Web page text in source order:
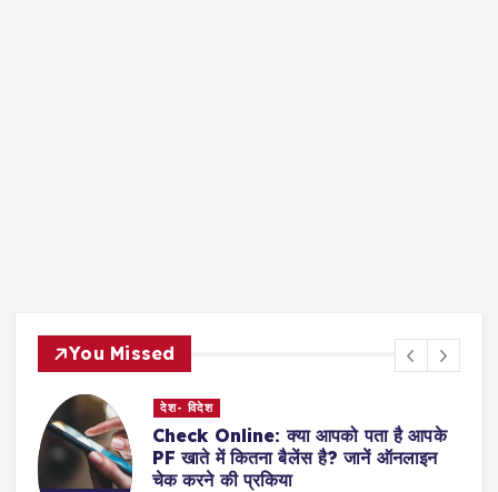
You Missed
देश- विदेश
Check Online: क्या आपको पता है आपके
PF खाते में कितना बैलेंस है? जानें ऑनलाइन
चेक करने की प्रकिया